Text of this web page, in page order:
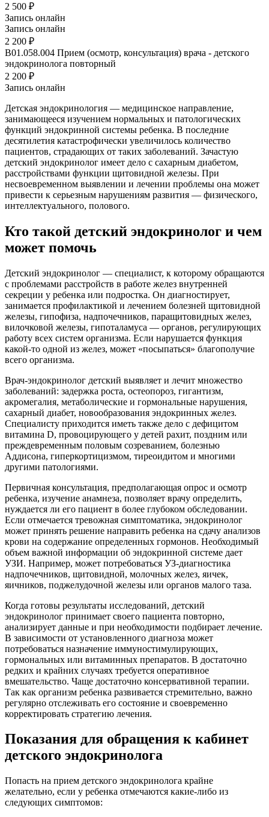
2 500 ₽
Запись онлайн
Запись онлайн
2 200 ₽
B01.058.004 Прием (осмотр, консультация) врача - детского
эндокринолога повторный
2 200 ₽
Запись онлайн
Детская эндокринология — медицинское направление,
занимающееся изучением нормальных и патологических
функций эндокринной системы ребенка. В последние
десятилетия катастрофически увеличилось количество
пациентов, страдающих от таких заболеваний. Зачастую
детский эндокринолог имеет дело с сахарным диабетом,
расстройствами функции щитовидной железы. При
несвоевременном выявлении и лечении проблемы она может
привести к серьезным нарушениям развития — физического,
интеллектуального, полового.
Кто такой детский эндокринолог и чем
может помочь
Детский эндокринолог — специалист, к которому обращаются
с проблемами расстройств в работе желез внутренней
секреции у ребенка или подростка. Он диагностирует,
занимается профилактикой и лечением болезней щитовидной
железы, гипофиза, надпочечников, паращитовидных желез,
вилочковой железы, гипоталамуса — органов, регулирующих
работу всех систем организма. Если нарушается функция
какой-то одной из желез, может «посыпаться» благополучие
всего организма.
Врач-эндокринолог детский выявляет и лечит множество
заболеваний: задержка роста, остеопороз, гигантизм,
акромегалия, метаболические и гормональные нарушения,
сахарный диабет, новообразования эндокринных желез.
Специалисту приходится иметь также дело с дефицитом
витамина D, провоцирующего у детей рахит, поздним или
преждевременным половым созреванием, болезнью
Аддисона, гиперкортицизмом, тиреоидитом и многими
другими патологиями.
Первичная консультация, предполагающая опрос и осмотр
ребенка, изучение анамнеза, позволяет врачу определить,
нуждается ли его пациент в более глубоком обследовании.
Если отмечается тревожная симптоматика, эндокринолог
может принять решение направить ребенка на сдачу анализов
крови на содержание определенных гормонов. Необходимый
объем важной информации об эндокринной системе дает
УЗИ. Например, может потребоваться УЗ-диагностика
надпочечников, щитовидной, молочных желез, яичек,
яичников, поджелудочной железы или органов малого таза.
Когда готовы результаты исследований, детский
эндокринолог принимает своего пациента повторно,
анализирует данные и при необходимости подбирает лечение.
В зависимости от установленного диагноза может
потребоваться назначение иммуностимулирующих,
гормональных или витаминных препаратов. В достаточно
редких и крайних случаях требуется оперативное
вмешательство. Чаще достаточно консервативной терапии.
Так как организм ребенка развивается стремительно, важно
регулярно отслеживать его состояние и своевременно
корректировать стратегию лечения.
Показания для обращения к кабинет
детского эндокринолога
Попасть на прием детского эндокринолога крайне
желательно, если у ребенка отмечаются какие-либо из
следующих симптомов: